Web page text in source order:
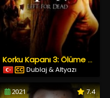
Korku Kapanı 3: Ölüme Terkediş
Dublaj & Altyazı
2021 7.4